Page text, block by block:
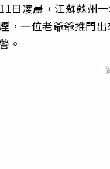
日凌晨，江蘇蘇州
，一位老爺爺推門
。